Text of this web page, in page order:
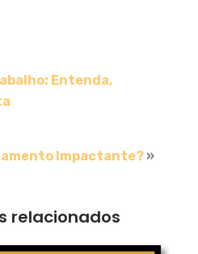
Entenda,
Impactante? »
relacionados